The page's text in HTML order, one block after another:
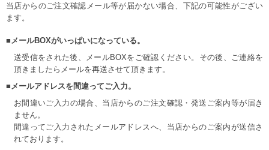
当店からのご注文確認メール等が届かない場合、下記の可能性がござい
ます。
■メールBOXがいっぱいになっている。
送受信をされた後、メールBOXをご確認ください。その後、ご連絡を
頂きましたらメールを再送させて頂きます。
■メールアドレスを間違ってご入力。
お間違いご入力の場合、当店からのご注文確認・発送ご案内等が届き
ません。
間違ってご入力されたメールアドレスへ、当店からのご案内が送信さ
れております。